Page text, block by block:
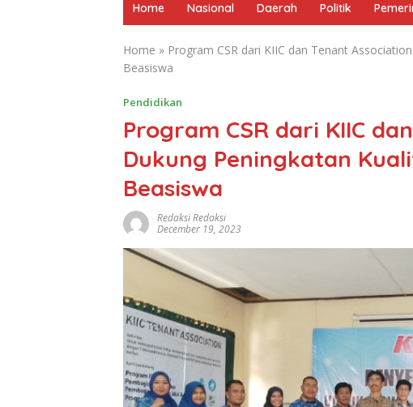
Home Nasional Daerah Politik
Home » Program CSR dari KIIC dan Tenant
Beasiswa
Pendidikan
Program CSR dari KIIC
Dukung Peningkatan
Beasiswa
Redaksi Redaksi
December 19, 2023